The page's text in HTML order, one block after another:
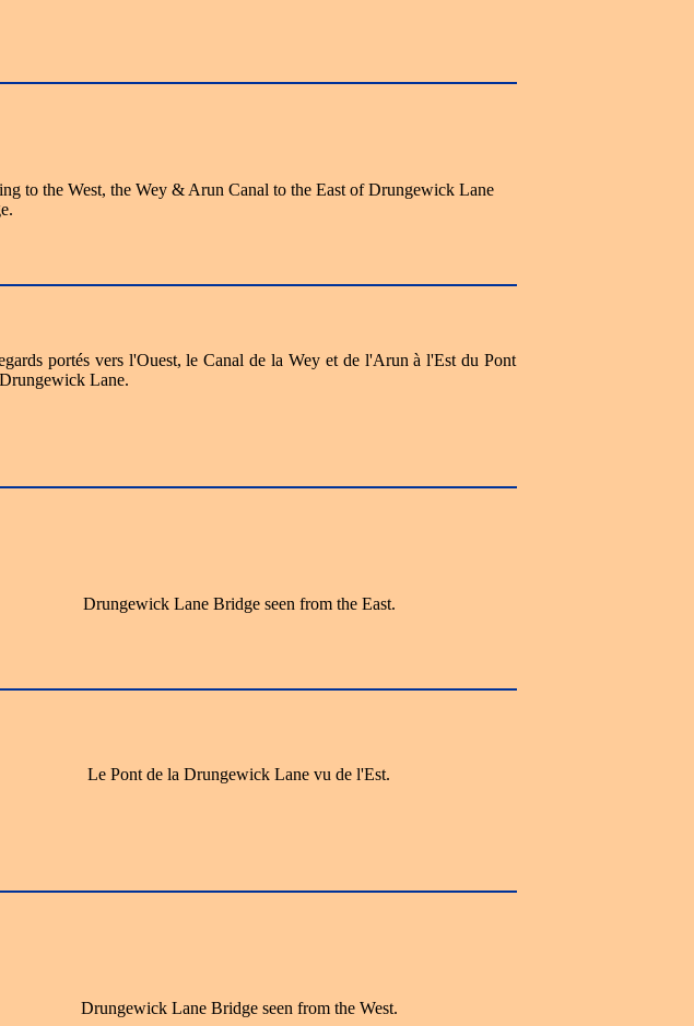
to the West, the Wey & Arun Canal to the East of Drungewick Lane
portés vers l'Ouest, le Canal de la Wey et de l'Arun à l'Est du Pont
Lane.
Drungewick Lane Bridge seen from the East.
Le Pont de la Drungewick Lane vu de l'Est.
Drungewick Lane Bridge seen from the West.